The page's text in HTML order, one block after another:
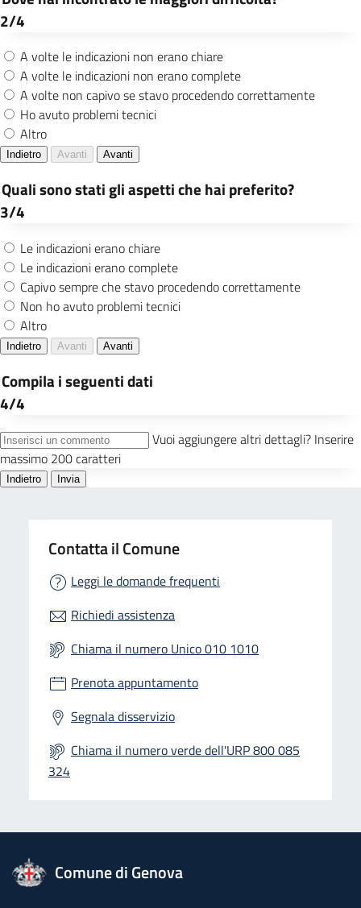
Contatta il Comune
Leggi le domande frequenti
Richiedi assistenza
Chiama il numero Unico 010 1010
Prenota appuntamento
Segnala disservizio
Chiama il numero verde dell'URP 800 085
324
logo Unione Europea
Comune di Genova